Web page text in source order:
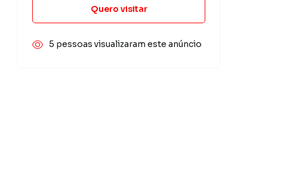
Quero visitar
5 pessoas visualizaram este anúncio